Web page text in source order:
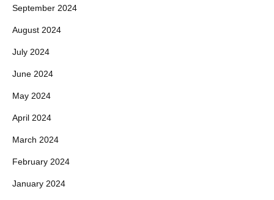
September 2024
August 2024
July 2024
June 2024
May 2024
April 2024
March 2024
February 2024
January 2024